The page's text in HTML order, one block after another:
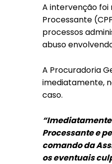
A intervenção
Processante
processos
abuso
A Procuradoria
imediatamente,
caso.
Processante e
comando da
os eventuais